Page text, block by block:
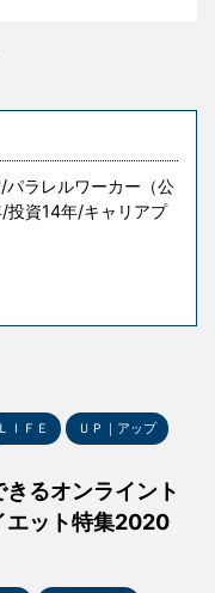
のです。 失敗はコ
ラレルワーカー（公
投資14年/キャリアプ
ＬＩＦＥ ＵＰ｜アップ
きるオンライント
エット特集2020